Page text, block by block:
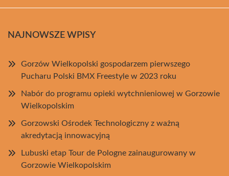
NAJNOWSZE WPISY
Gorzów Wielkopolski gospodarzem pierwszego
Pucharu Polski BMX Freestyle w 2023 roku
Nabór do programu opieki wytchnieniowej w Gorzowie
Wielkopolskim
Gorzowski Ośrodek Technologiczny z ważną
akredytacją innowacyjną
Lubuski etap Tour de Pologne zainaugurowany w
Gorzowie Wielkopolskim